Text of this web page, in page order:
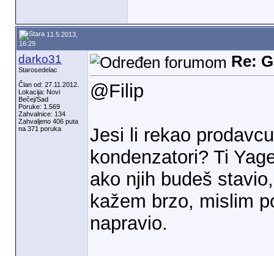
11.5.2013,
16:29
darko31
Starosedelac
Član od: 27.11.2012.
Lokacija: Novi
Bečej/Sad
Poruke: 1.569
Zahvalnice: 134
Zahvaljeno 406 puta
na 371 poruka
Re:
@Filip
Jesi li rekao
kondenzatori? Ti
ako njih budeš
kažem brzo, mislim
napravio.